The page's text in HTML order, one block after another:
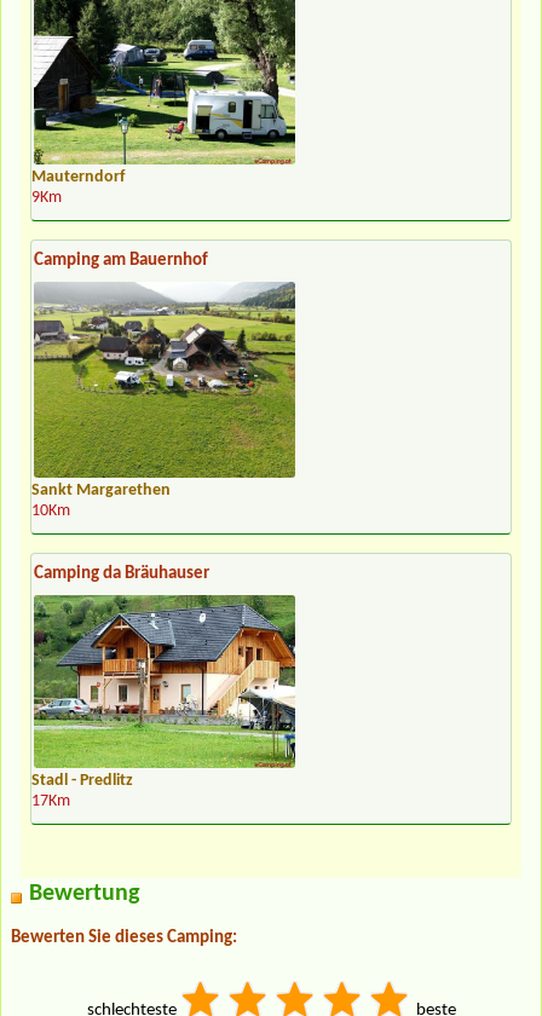
Mauterndorf
9Km
Camping am Bauernhof
Sankt Margarethen
10Km
Camping da Bräuhauser
Stadl - Predlitz
17Km
Bewertung
Bewerten Sie dieses Camping:
schlechteste beste